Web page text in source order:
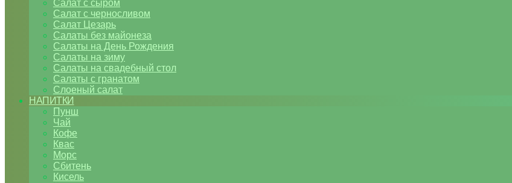
Салат с сыром
Салат с черносливом
Салат Цезарь
Салаты без майонеза
Салаты на День Рождения
Салаты на зиму
Салаты на свадебный стол
Салаты с гранатом
Слоеный салат
НАПИТКИ
Пунш
Чай
Кофе
Квас
Морс
Сбитень
Кисель